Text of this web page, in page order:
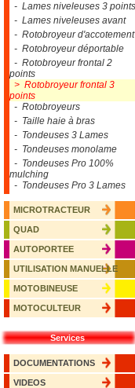
- Lames niveleuses 3 points
- Lames niveleuses avant
- Rotobroyeur d'accotement
- Rotobroyeur déportable
- Rotobroyeur frontal 2
points
> Rotobroyeur frontal 3
points
- Rotobroyeurs
- Taille haie à bras
- Tondeuses 3 Lames
- Tondeuses monolame
- Tondeuses Pro 100%
mulching
- Tondeuses Pro 3 Lames
MICROTRACTEUR
QUAD
AUTOPORTEE
UTILISATION MANUELLE
MOTOBINEUSE
MOTOCULTEUR
Services
DOCUMENTATIONS
VIDEOS